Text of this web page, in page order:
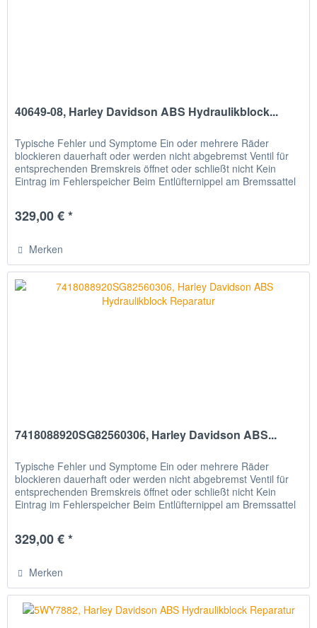
40649-08, Harley Davidson ABS Hydraulikblock...
Typische Fehler und Symptome Ein oder mehrere Räder
blockieren dauerhaft oder werden nicht abgebremst Ventil für
entsprechenden Bremskreis öffnet oder schließt nicht Kein
Eintrag im Fehlerspeicher Beim Entlüfternippel am Bremssattel
329,00 € *
Merken
7418088920SG82560306, Harley Davidson ABS...
Typische Fehler und Symptome Ein oder mehrere Räder
blockieren dauerhaft oder werden nicht abgebremst Ventil für
entsprechenden Bremskreis öffnet oder schließt nicht Kein
Eintrag im Fehlerspeicher Beim Entlüfternippel am Bremssattel
329,00 € *
Merken